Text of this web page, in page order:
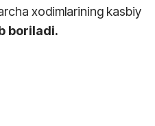
xodimlarining kasbiy
boriladi.